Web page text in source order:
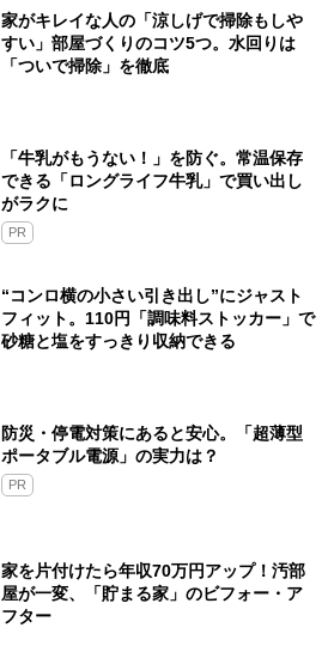
家がキレイな人の「涼しげで掃除もしや
すい」部屋づくりのコツ5つ。水回りは
「ついで掃除」を徹底
「牛乳がもうない！」を防ぐ。常温保存
できる「ロングライフ牛乳」で買い出し
がラクに
PR
“コンロ横の小さい引き出し”にジャスト
フィット。110円「調味料ストッカー」で
砂糖と塩をすっきり収納できる
防災・停電対策にあると安心。「超薄型
ポータブル電源」の実力は？​
PR
家を片付けたら年収70万円アップ！汚部
屋が一変、「貯まる家」のビフォー・ア
フター